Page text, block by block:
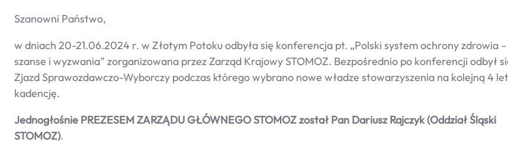
Szanowni Państwo,
w dniach 20-21.06.2024 r. w Złotym Potoku odbyła się konferencja pt. „Polski system ochrony zdrowia –
szanse i wyzwania” zorganizowana przez Zarząd Krajowy STOMOZ. Bezpośrednio po konferencji odbył
Zjazd Sprawozdawczo-Wyborczy podczas którego wybrano nowe władze stowarzyszenia na kolejną 4
kadencję.
Jednogłośnie PREZESEM ZARZĄDU GŁÓWNEGO STOMOZ został Pan Dariusz Rajczyk (Oddział Śląski
STOMOZ).